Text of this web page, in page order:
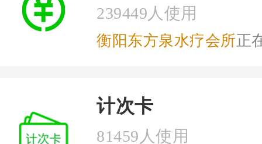
239449人使用
衡阳东方泉水疗会所正在
计次卡
81459人使用